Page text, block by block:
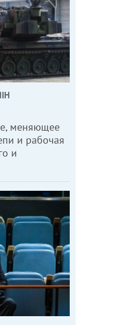
меняющее
и рабочая
и